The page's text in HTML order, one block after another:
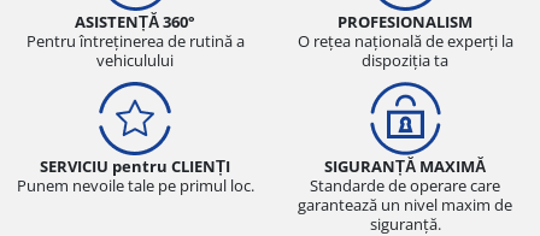
ASISTENȚĂ 360°
Pentru întreținerea de rutină a
vehiculului
PROFESIONALISM
O rețea națională de experți la
dispoziția ta
SERVICIU pentru CLIENȚI
Punem nevoile tale pe primul loc.
SIGURANȚĂ MAXIMĂ
Standarde de operare care
garantează un nivel maxim de
siguranță.